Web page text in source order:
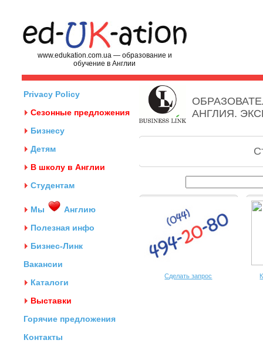
www.edukation.com.ua — образование и
обучение в Англии
Privacy Policy
Сезонные предложения
Бизнесу
Детям
В школу в Англии
Студентам
Мы
Англию
Полезная инфо
Бизнес-Линк
Вакансии
Каталоги
Выставки
Горячие предложения
Контакты
АНГЛИЯ.
Сделать запрос